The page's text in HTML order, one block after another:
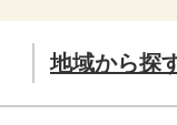
地域から探